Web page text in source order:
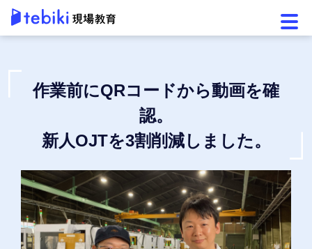
作業前にQRコードから動画を確
認。
新人OJTを3割削減しました。